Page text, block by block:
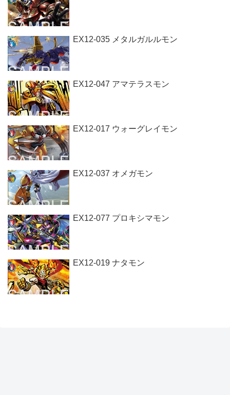
EX12-035 メタルガルルモン
EX12-047 アマテラスモン
EX12-017 ウォーグレイモン
EX12-037 オメガモン
EX12-077 プロキシマモン
EX12-019 ナタモン